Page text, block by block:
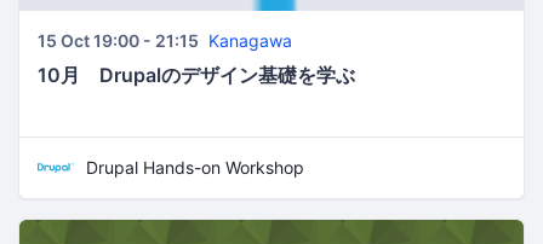
15 Oct 19:00 - 21:15 Kanagawa
10月 Drupalのデザイン基礎を学ぶ
Drupal Hands-on Workshop